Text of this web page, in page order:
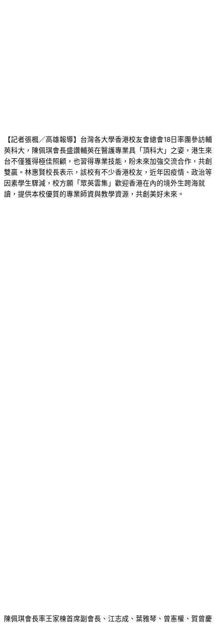
【記者張楓／高雄報導】台灣各大學香港校友會總會18日率團參訪輔
英科大，陳佩琪會長盛讚輔英在醫護專業具「頂科大」之姿，港生來
台不僅獲得極佳照顧，也習得專業技能，盼未來加強交流合作，共創
雙贏。林惠賢校長表示，該校有不少香港校友，近年因疫情、政治等
因素學生驟減，校方願「眾英雲集」歡迎香港在內的境外生跨海就
讀，提供本校優質的專業師資與教學資源，共創美好未來。
陳佩琪會長率王家棟首席副會長、江志成、葉雅琴、曾憲權、賀曾慶